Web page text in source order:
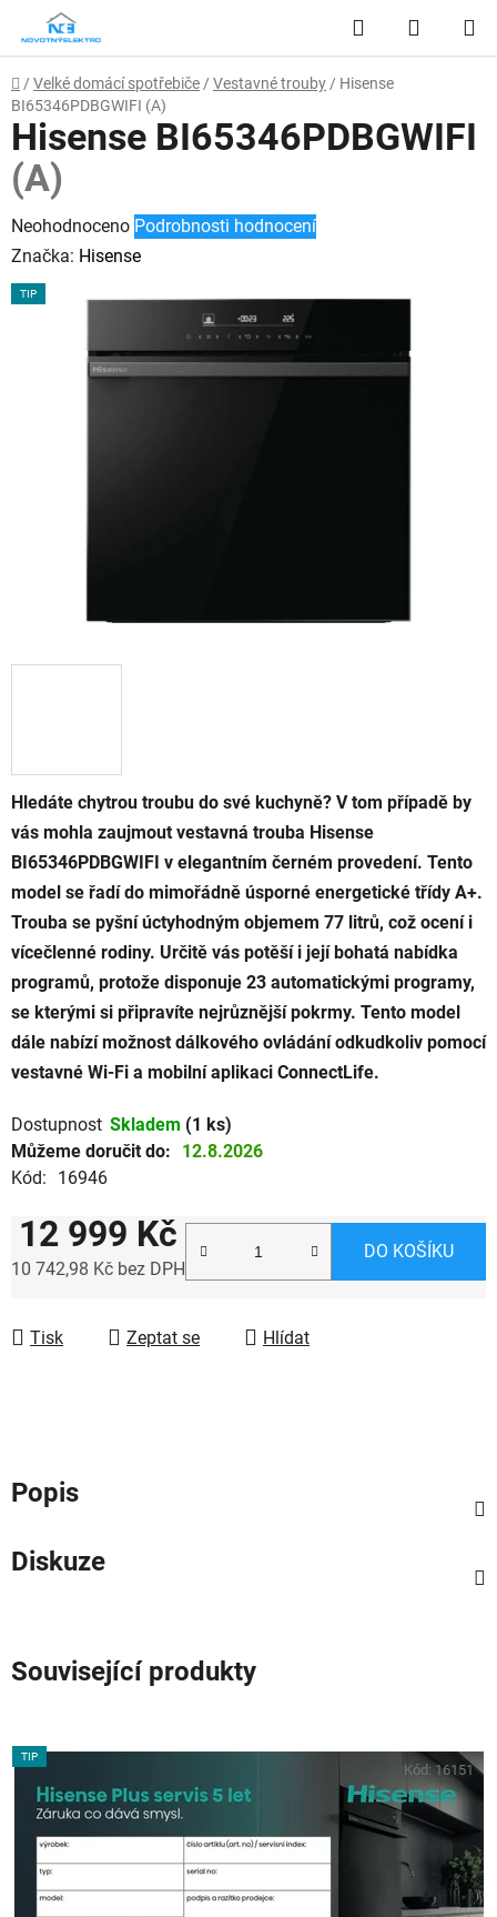
obsah
Hledat
KOŠÍK
Domů
/ Velké domácí spotřebiče / Vestavné trouby / Hisense
BI65346PDBGWIFI (A)
Hledáte chytrou troubu do své kuchyně? V tom případě by
vás mohla zaujmout vestavná trouba Hisense
BI65346PDBGWIFI v elegantním černém provedení. Tento
model se řadí do mimořádně úsporné energetické třídy A+.
Trouba se pyšní úctyhodným objemem 77 litrů, což ocení i
vícečlenné rodiny. Určitě vás potěší i její bohatá nabídka
programů, protože disponuje 23 automatickými programy,
se kterými si připravíte nejrůznější pokrmy. Tento model
dále nabízí možnost dálkového ovládání odkudkoliv pomocí
vestavné Wi-Fi a mobilní aplikaci ConnectLife.
Dostupnost Skladem (1 ks)
Můžeme doručit do:
12.8.2026
Kód:
16946
12 999 Kč
10 742,98 Kč bez DPH
DO KOŠÍKU
Tisk Zeptat se Hlídat
Hisense BI65346PDBGWIFI
(A)
Průměrné
hodnocení
produktu
Neohodnoceno Podrobnosti hodnocení
Značka: Hisense
TIP
Popis
Diskuze
Související produkty
TIP
Kód:16151